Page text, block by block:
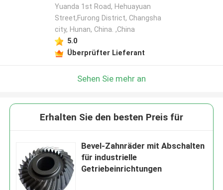
Yuanda 1st Road, Hehuayuan
Street,Furong District, Changsha
city, Hunan, China. ,China
5.0
Überprüfter Lieferant
Sehen Sie mehr an
Erhalten Sie den besten Preis für
Bevel-Zahnräder mit Abschalten
für industrielle
Getriebeinrichtungen